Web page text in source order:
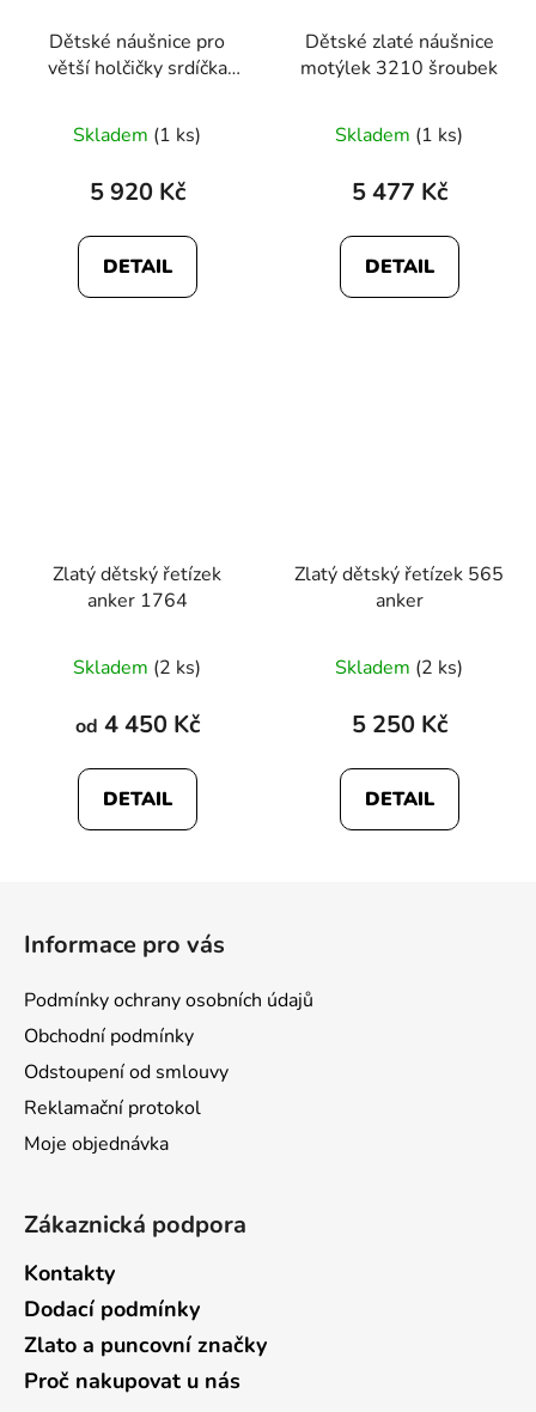
Dětské náušnice pro
větší holčičky srdíčka
Skladem (1 ks)
5 920 Kč
DETAIL
Dětské zlaté náušnice
motýlek 3210 šroubek
Skladem (1 ks)
5 477 Kč
DETAIL
Zlatý dětský řetízek
anker 1764
Skladem (2 ks)
od 4 450 Kč
DETAIL
Zlatý dětský řetízek 565
anker
Skladem (2 ks)
5 250 Kč
DETAIL
Informace pro vás
Podmínky ochrany osobních údajů
Obchodní podmínky
Odstoupení od smlouvy
Reklamační protokol
Moje objednávka
Zákaznická podpora
Kontakty
Dodací podmínky
Zlato a puncovní značky
Proč nakupovat u nás